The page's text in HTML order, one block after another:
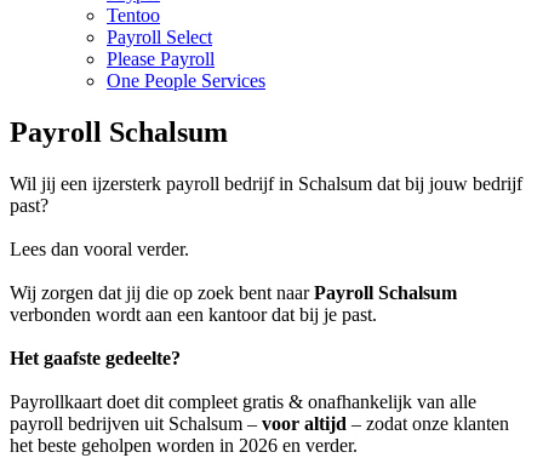
Tentoo
Payroll Select
Please Payroll
One People Services
Payroll Schalsum
Wil jij een ijzersterk payroll bedrijf in Schalsum dat bij jouw bedrijf
past?
Lees dan vooral verder.
Wij zorgen dat jij die op zoek bent naarPayroll Schalsum
verbonden wordt aan een kantoor dat bij je past.
Het gaafste gedeelte?
Payrollkaart doet dit compleet gratis & onafhankelijk van alle
payroll bedrijven uit Schalsum – voor altijd – zodat onze klanten
het beste geholpen worden in 2026 en verder.